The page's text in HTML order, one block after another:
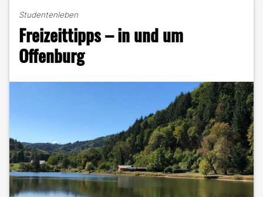
Studentenleben
Freizeittipps – in und um
Offenburg